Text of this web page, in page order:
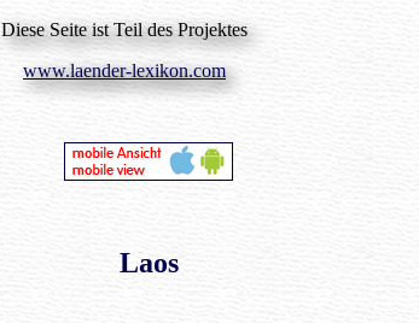
Diese Seite ist Teil des Projektes
www.laender-lexikon.com
Laos